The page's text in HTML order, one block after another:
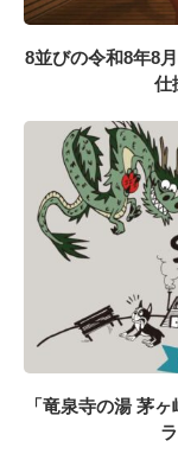
8並びの令和8年8
仕
「竜泉寺の湯 茅